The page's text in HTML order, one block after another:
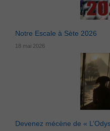
Notre Escale à Sète 2026
18 mai 2026
Devenez mécène de «